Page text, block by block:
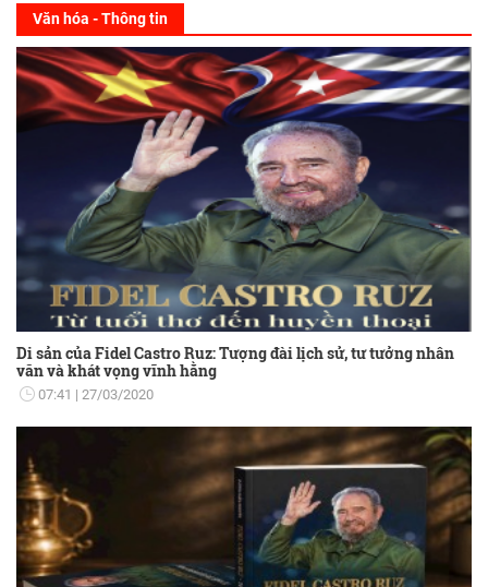
Văn hóa - Thông tin
Di sản của Fidel Castro Ruz: Tượng đài lịch sử, tư tưởng nhân
văn và khát vọng vĩnh hằng
07:41 27/03/2020